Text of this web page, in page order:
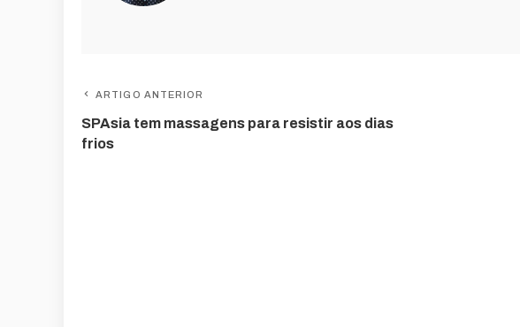
ARTIGO ANTERIOR
SPAsia tem massagens para resistir aos dias
frios